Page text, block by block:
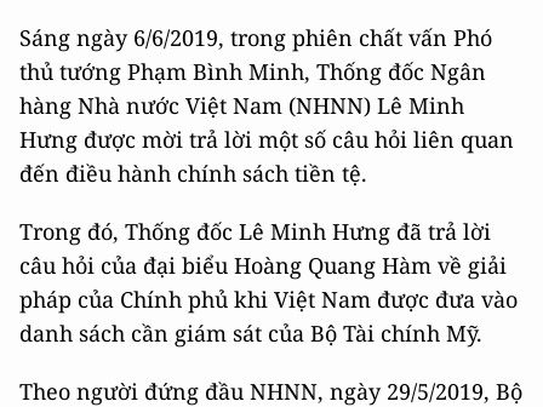
Sáng ngày 6/6/2019, trong phiên chất vấn Phó
thủ tướng Phạm Bình Minh, Thống đốc Ngân
hàng Nhà nước Việt Nam (NHNN) Lê Minh
Hưng được mời trả lời một số câu hỏi liên quan
đến điều hành chính sách tiền tệ.
Trong đó, Thống đốc Lê Minh Hưng đã trả lời
câu hỏi của đại biểu Hoàng Quang Hàm về giải
pháp của Chính phủ khi Việt Nam được đưa vào
danh sách cần giám sát của Bộ Tài chính Mỹ.
Theo người đứng đầu NHNN, ngày 29/5/2019, Bộ